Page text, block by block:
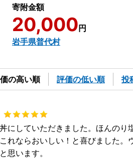
寄附金額
20,000 円
岩手県普代村
の高い順 評価の低い順 投
にしていただきました。ほんの
れならおいしい！と喜びました
思います。